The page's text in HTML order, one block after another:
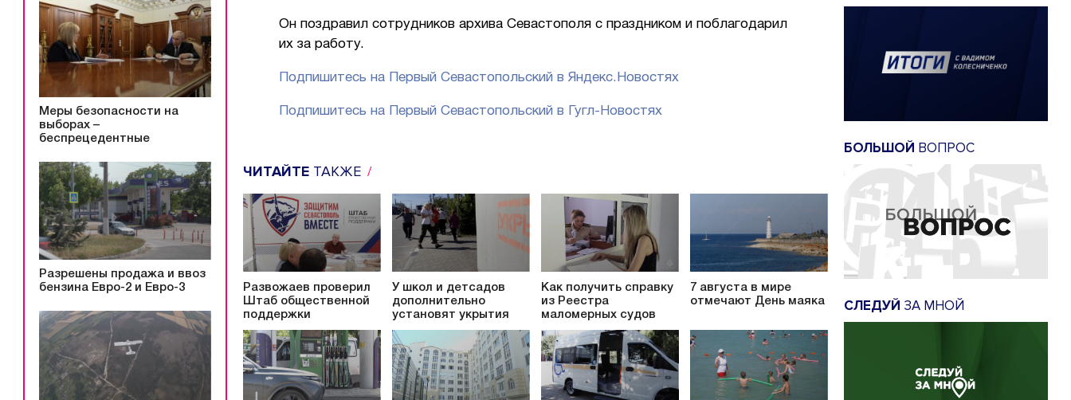
Меры безопасности на
выборах –
беспрецедентные
Разрешены продажа и ввоз
бензина Евро-2 и Евро-3
Он поздравил сотрудников архива Севастополя с праздником и поблагодарил
их за работу.
Подпишитесь на Первый Севастопольский в Яндекс.Новостях
Подпишитесь на Первый Севастопольский в Гугл-Новостях
ЧИТАЙТЕ ТАКЖЕ
Развожаев проверил
Штаб общественной
поддержки
У школ и детсадов
дополнительно
установят укрытия
Как получить справку
из Реестра
маломерных судов
7 августа в мире
отмечают День маяка
БОЛЬШОЙ ВОПРОС
СЛЕДУЙ ЗА МНОЙ